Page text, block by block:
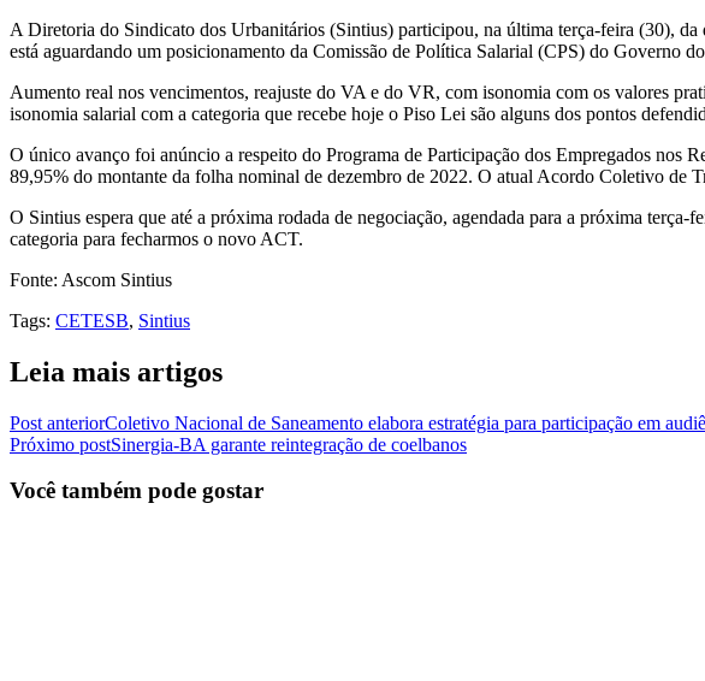
A Diretoria do Sindicato dos Urbanitários (Sintius) participou, na última terça-feira (30), da
está aguardando um posicionamento da Comissão de Política Salarial (CPS) do Governo
Aumento real nos vencimentos, reajuste do VA e do VR, com isonomia com os valores
isonomia salarial com a categoria que recebe hoje o Piso Lei são alguns dos pontos
O único avanço foi anúncio a respeito do Programa de Participação dos Empregados nos
89,95% do montante da folha nominal de dezembro de 2022. O atual Acordo Coletivo de
O Sintius espera que até a próxima rodada de negociação, agendada para a próxima
categoria para fecharmos o novo ACT.
Fonte: Ascom Sintius
Tags: CETESB, Sintius
Leia mais artigos
Post anteriorColetivo Nacional de Saneamento elabora estratégia para participação em
Próximo postSinergia-BA garante reintegração de coelbanos
Você também pode gostar